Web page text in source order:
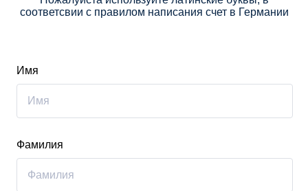
соответсвии с правилом написания счет в Германии
Имя
Фамилия